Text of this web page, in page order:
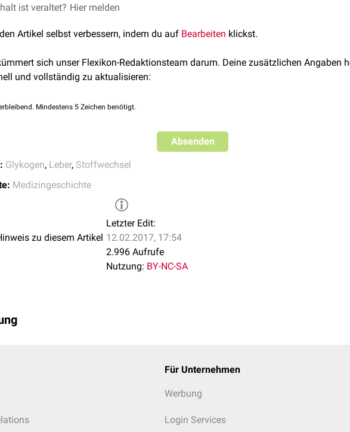
– insbesondere im Bereich des
Errungenschaften
Entdeckung der für diealkoholische Gärung
. Dort wird es zurLebertransportiert, wo eine Umwandlung in Glykogen
wo wiederum die Umwandlung zu Glykogen erfolgt.
Glukose-6-Phosphatase
-Morbus von Gierke
zum zyklischen Verlauf des katalytischen Glykogenstoffwechsels brachte
Nobelpreis für Physiologie oder Medizin
Physiologe Bernardo Arberto Houssay erhielten ebenfalls den Nobelpreis.
war die dritte Frau und die erste US-Amerikanerin, der die Ehre eines Nobelpreises
ist veraltet? Hier melden
Artikel selbst verbessern, indem du auf Bearbeiten klickst.
sich unser Flexikon-Redaktionsteam darum. Deine zusätzlichen Angaben
und vollständig zu aktualisieren:
Mindestens 5 Zeichen benötigt.
Absenden
Glykogen, Leber, Stoffwechsel
Medizingeschichte
zu diesem Artikel
Letzter Edit:
12.02.2017, 17:54
2.996 Aufrufe
Nutzung: BY-NC-SA
Für Unternehmen
Werbung
Login Services